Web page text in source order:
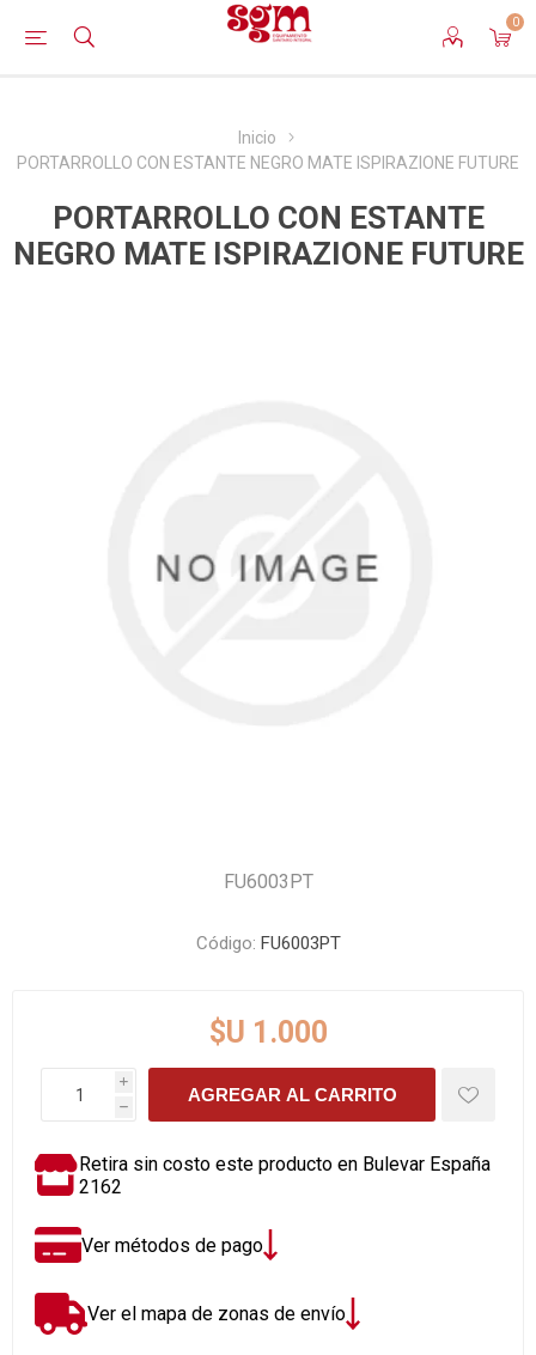
0
Inicio
PORTARROLLO CON ESTANTE NEGRO MATE ISPIRAZIONE FUTURE
PORTARROLLO CON ESTANTE
NEGRO MATE ISPIRAZIONE FUTURE
FU6003PT
Código: FU6003PT
$U 1.000
i
h
AGREGAR AL CARRITO
Retira sin costo este producto en Bulevar España
2162
Ver métodos de pago
Ver el mapa de zonas de envío